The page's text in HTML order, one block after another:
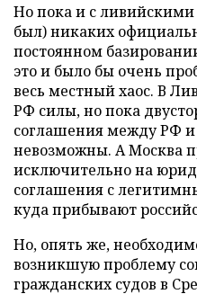
Но пока и с
был) никаких
постоянном
это и было бы очень
весь местный хаос. В
РФ силы, но пока
соглашения между РФ
невозможны. А Москва
исключительно на
соглашения с
куда прибывают
Но, опять же,
возникшую проблему
гражданских судов в